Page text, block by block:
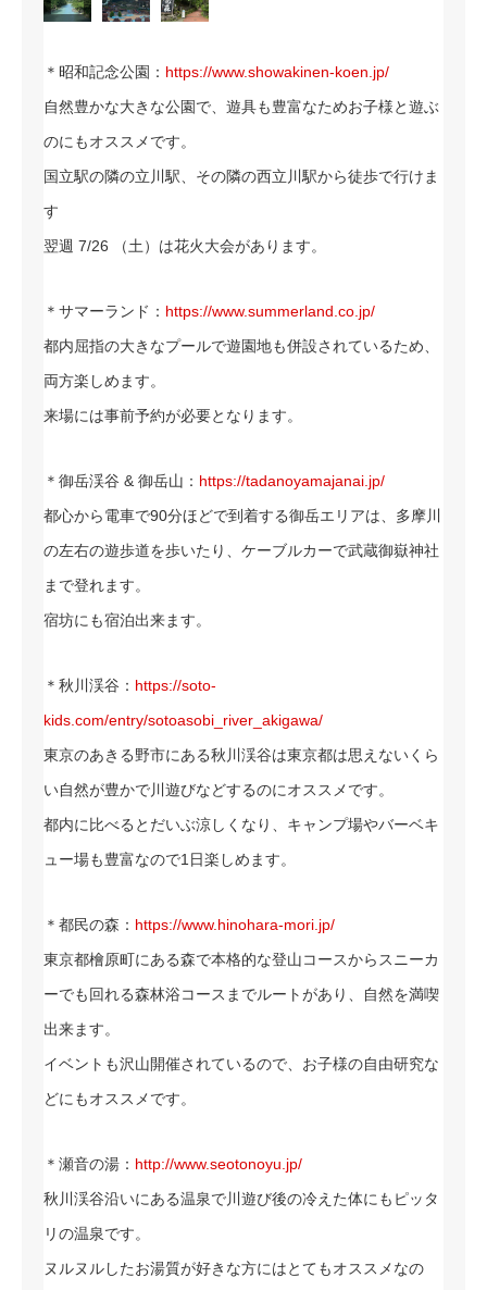
＊昭和記念公園： https://www.showakinen-koen.jp/
自然豊かな大きな公園で、遊具も豊富なためお子様と遊ぶ
のにもオススメです。
国立駅の隣の立川駅、その隣の西立川駅から徒歩で行けま
す
翌週 7/26 （土）は花火大会があります。
＊サマーランド： https://www.summerland.co.jp/
都内屈指の大きなプールで遊園地も併設されているため、
両方楽しめます。
来場には事前予約が必要となります。
＊御岳渓谷 & 御岳山： https://tadanoyamajanai.jp/
都心から電車で90分ほどで到着する御岳エリアは、多摩川
の左右の遊歩道を歩いたり、ケーブルカーで武蔵御嶽神社
まで登れます。
宿坊にも宿泊出来ます。
＊秋川渓谷： https://soto-
kids.com/entry/sotoasobi_river_akigawa/
東京のあきる野市にある秋川渓谷は東京都は思えないくら
い自然が豊かで川遊びなどするのにオススメです。
都内に比べるとだいぶ涼しくなり、キャンプ場やバーベキ
ュー場も豊富なので1日楽しめます。
＊都民の森： https://www.hinohara-mori.jp/
東京都檜原町にある森で本格的な登山コースからスニーカ
ーでも回れる森林浴コースまでルートがあり、自然を満喫
出来ます。
イベントも沢山開催されているので、お子様の自由研究な
どにもオススメです。
＊瀬音の湯： http://www.seotonoyu.jp/
秋川渓谷沿いにある温泉で川遊び後の冷えた体にもピッタ
リの温泉です。
ヌルヌルしたお湯質が好きな方にはとてもオススメなの